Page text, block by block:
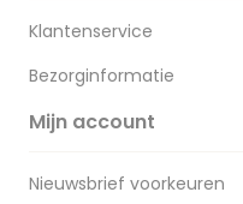
Klantenservice
Bezorginformatie
Mijn account
Nieuwsbrief voorkeuren